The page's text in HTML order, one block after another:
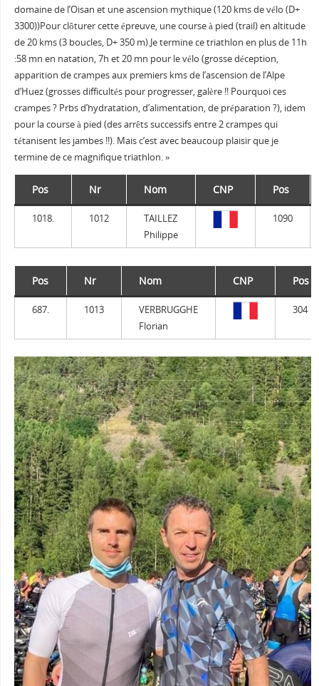
domaine de l’Oisan et une ascension mythique (120 kms de vélo (D+
3300))Pour clôturer cette épreuve, une course à pied (trail) en altitude
de 20 kms (3 boucles, D+ 350 m).Je termine ce triathlon en plus de 11h
:58 mn en natation, 7h et 20 mn pour le vélo (grosse déception,
apparition de crampes aux premiers kms de l’ascension de l’Alpe
d’Huez (grosses difficultés pour progresser, galère !! Pourquoi ces
crampes ? Prbs d’hydratation, d’alimentation, de préparation ?), idem
pour la course à pied (des arrêts successifs entre 2 crampes qui
tétanisent les jambes !!). Mais c’est avec beaucoup plaisir que je
termine de ce magnifique triathlon. »
Pos Nr Nom CNP Pos
1018. 1012
TAILLEZ
Philippe
1090
Pos Nr Nom CNP Pos
687. 1013
VERBRUGGHE
Florian
304